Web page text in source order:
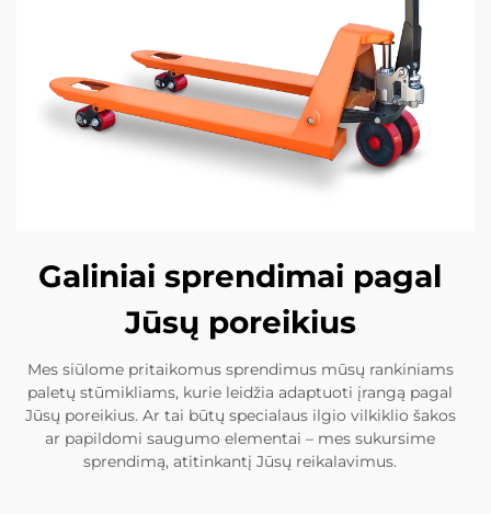
Galiniai sprendimai pagal
Jūsų poreikius
Mes siūlome pritaikomus sprendimus mūsų rankiniams
paletų stūmikliams, kurie leidžia adaptuoti įrangą pagal
Jūsų poreikius. Ar tai būtų specialaus ilgio vilkiklio šakos
ar papildomi saugumo elementai – mes sukursime
sprendimą, atitinkantį Jūsų reikalavimus.